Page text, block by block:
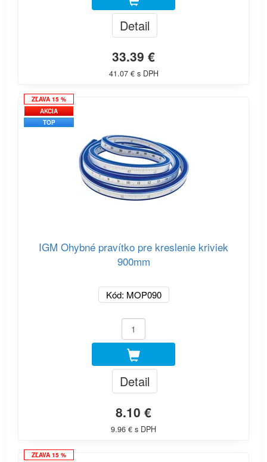
Detail
33.39 €
41.07 € s DPH
ZĽAVA 15 %
AKCIA
TOP
IGM Ohybné pravítko pre kreslenie kriviek
900mm
Kód: MOP090
Detail
8.10 €
9.96 € s DPH
ZĽAVA 15 %